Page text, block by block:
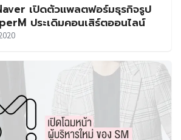
เปิดตัวแพลตฟอร์มธุรกิจรูป
ประเดิมคอนเสิร์ตออนไลน์